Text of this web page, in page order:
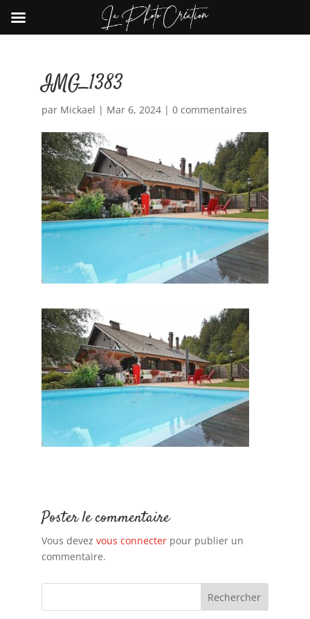
IMG_1383
par Mickael | Mar 6, 2024| 0 commentaires
Poster le commentaire
Vous devez vous connecterpour publier un
commentaire.